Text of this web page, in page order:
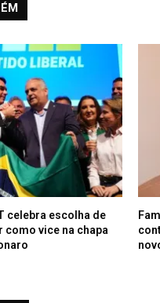
celebra escolha de
como vice na chapa